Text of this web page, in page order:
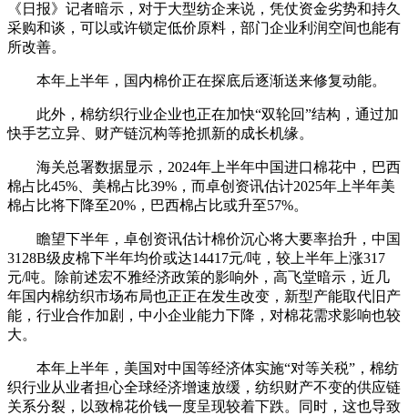
《日报》记者暗示，对于大型纺企来说，凭仗资金劣势和持久
采购和谈，可以或许锁定低价原料，部门企业利润空间也能有
所改善。
本年上半年，国内棉价正在探底后逐渐送来修复动能。
此外，棉纺织行业企业也正在加快“双轮回”结构，通过加
快手艺立异、财产链沉构等抢抓新的成长机缘。
海关总署数据显示，2024年上半年中国进口棉花中，巴西
棉占比45%、美棉占比39%，而卓创资讯估计2025年上半年美
棉占比将下降至20%，巴西棉占比或升至57%。
瞻望下半年，卓创资讯估计棉价沉心将大要率抬升，中国
3128B级皮棉下半年均价或达14417元/吨，较上半年上涨317
元/吨。除前述宏不雅经济政策的影响外，高飞堂暗示，近几
年国内棉纺织市场布局也正正在发生改变，新型产能取代旧产
能，行业合作加剧，中小企业能力下降，对棉花需求影响也较
大。
本年上半年，美国对中国等经济体实施“对等关税”，棉纺
织行业从业者担心全球经济增速放缓，纺织财产不变的供应链
关系分裂，以致棉花价钱一度呈现较着下跌。同时，这也导致